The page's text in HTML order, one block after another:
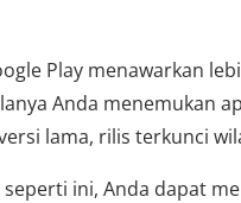
Play menawarkan
Anda menemukan
lama, rilis terkunci
seperti ini, Anda dapat